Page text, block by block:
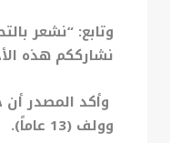
وتابع: “نشعر
نشارككم هذه
وولف (13 عاماً).